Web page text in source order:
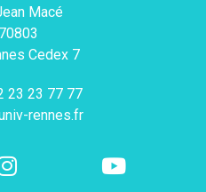
Macé
Cedex 7
23 23 77 77
rennes.fr